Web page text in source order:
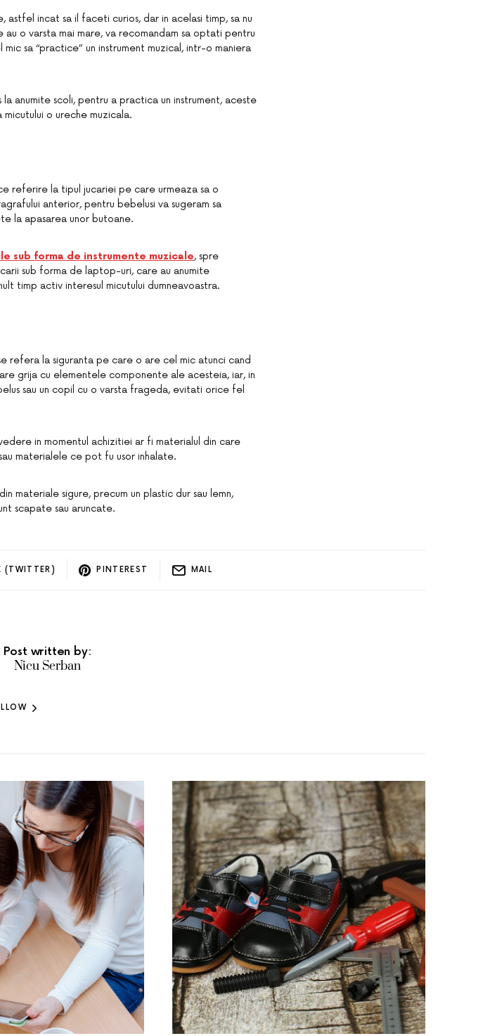
incat sa il faceti curios, dar in acelasi timp, sa nu
o varsta mai mare, va recomandam sa optati pentru
sa “practice” un instrument muzical, intr-o maniera
anumite scoli, pentru a practica un instrument, aceste
o ureche muzicala.
referire la tipul jucariei pe care urmeaza sa o
anterior, pentru bebelusi va sugeram sa
la apasarea unor butoane.
sub forma de instrumente muzicale, spre
sub forma de laptop-uri, care au anumite
timp activ interesul micutului dumneavoastra.
refera la siguranta pe care o are cel mic atunci cand
grija cu elementele componente ale acesteia, iar, in
sau un copil cu o varsta frageda, evitati orice fel
in momentul achizitiei ar fi materialul din care
materialele ce pot fu usor inhalate.
materiale sigure, precum un plastic dur sau lemn,
scapate sau aruncate.
(TWITTER) PINTEREST MAIL
Post written by:
Nicu Serban